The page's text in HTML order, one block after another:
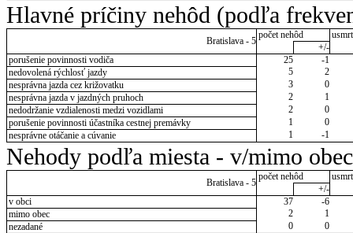
Hlavné príčiny nehôd (podľa
Bratislava - 5
počet nehôd
+/-
porušenie povinnosti vodiča
25
-1
nedovolená rýchlosť jazdy
5
2
nesprávna jazda cez križovatku
3
0
nesprávna jazda v jazdných pruhoch
2
1
nedodržanie vzdialenosti medzi vozidlami
2
0
porušenie povinnosti účastníka cestnej premávky
1
0
nesprávne otáčanie a cúvanie
1 -1
Nehody podľa miesta - v/mimo obec
Bratislava - 5
počet nehôd
+/-
v obci
37
-6
mimo obec
2
1
nezadané
0 0